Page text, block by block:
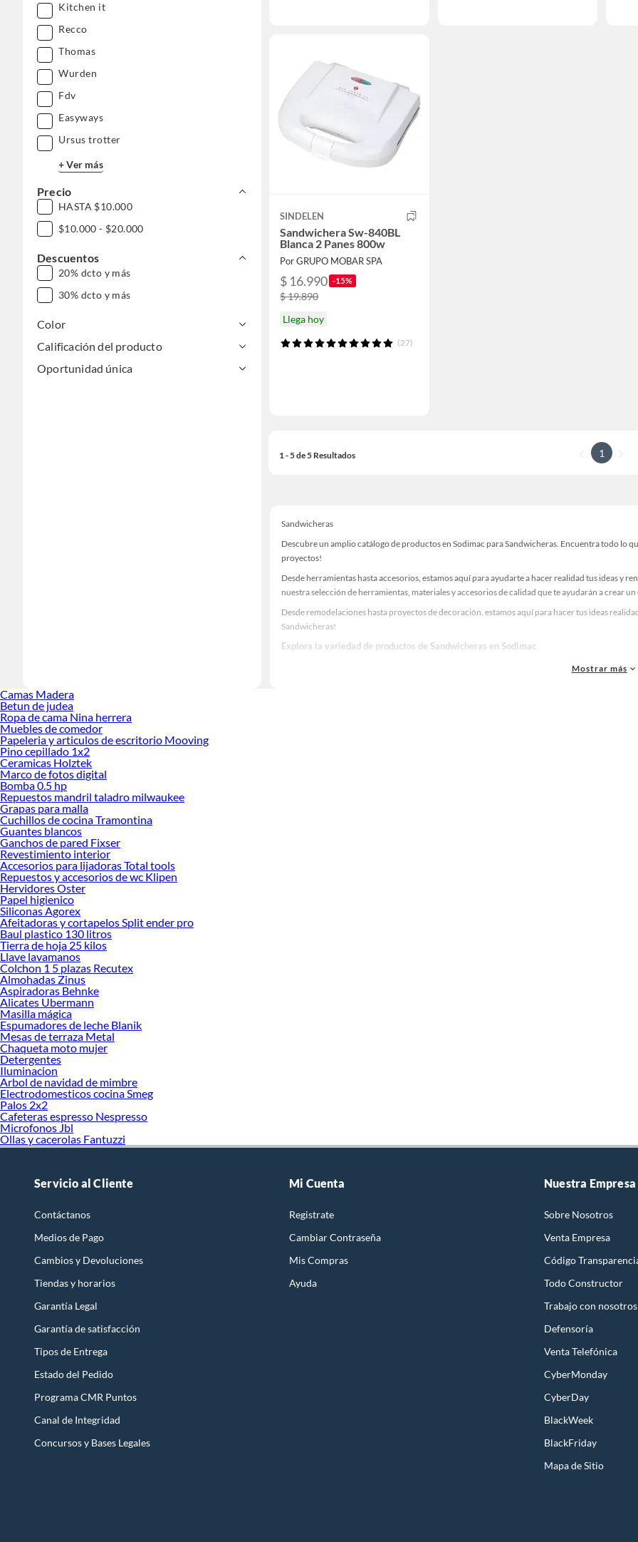
Kitchen it
Recco
Thomas
Wurden
Fdv
Easyways
Ursus trotter
+ Ver más
Precio
HASTA $10.000
$10.000 - $20.000
Descuentos
20% dcto y más
30% dcto y más
Color
Calificación del producto
Oportunidad única
SINDELEN
Sandwichera Sw-840BL
Blanca 2 Panes 800w
Por GRUPO MOBAR SPA
$ 16.990 -15%
$ 19.890
Llega hoy
(27)
1 - 5 de 5 Resultados 1
Sandwicheras
Descubre un amplio catálogo de productos en Sodimac para Sandwicheras. Encuentra todo lo
proyectos!
Desde herramientas hasta accesorios, estamos aquí para ayudarte a hacer realidad tus ideas y
nuestra selección de herramientas, materiales y accesorios de calidad que te ayudarán a crear un
Desde remodelaciones hasta proyectos de decoración, estamos aquí para hacer tus ideas
Sandwicheras!
Explora la variedad de productos de Sandwicheras en Sodimac
Herramientas, materiales y accesorios de calidad para tus proyectos y renovación de espacios.
Mostrar más
Camas Madera
Betun de judea
Ropa de cama Nina herrera
Muebles de comedor
Papeleria y articulos de escritorio Mooving
Pino cepillado 1x2
Ceramicas Holztek
Marco de fotos digital
Bomba 0.5 hp
Repuestos mandril taladro milwaukee
Grapas para malla
Cuchillos de cocina Tramontina
Guantes blancos
Ganchos de pared Fixser
Revestimiento interior
Accesorios para lijadoras Total tools
Repuestos y accesorios de wc Klipen
Hervidores Oster
Papel higienico
Siliconas Agorex
Afeitadoras y cortapelos Split ender pro
Baul plastico 130 litros
Tierra de hoja 25 kilos
Llave lavamanos
Colchon 1 5 plazas Recutex
Almohadas Zinus
Aspiradoras Behnke
Alicates Ubermann
Masilla mágica
Espumadores de leche Blanik
Mesas de terraza Metal
Chaqueta moto mujer
Detergentes
Iluminacion
Arbol de navidad de mimbre
Electrodomesticos cocina Smeg
Palos 2x2
Cafeteras espresso Nespresso
Microfonos Jbl
Ollas y cacerolas Fantuzzi
Servicio al Cliente
Contáctanos
Medios de Pago
Cambios y Devoluciones
Tiendas y horarios
Garantía Legal
Garantía de satisfacción
Tipos de Entrega
Estado del Pedido
Programa CMR Puntos
Canal de Integridad
Concursos y Bases Legales
Mi Cuenta
Registrate
Cambiar Contraseña
Mis Compras
Ayuda
Nuestra Empresa
Sobre Nosotros
Venta Empresa
Código
Todo Constructor
Trabajo con nosotros
Defensoría
Venta Telefónica
CyberMonday
CyberDay
BlackWeek
BlackFriday
Mapa de Sitio